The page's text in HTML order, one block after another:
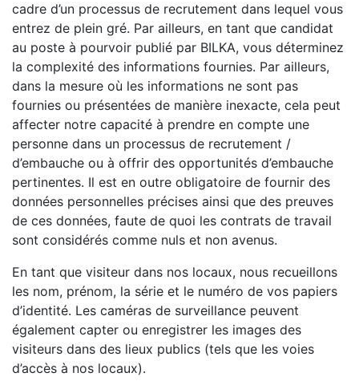
cadre d’un processus de recrutement dans lequel vous
entrez de plein gré. Par ailleurs, en tant que candidat
au poste à pourvoir publié par BILKA, vous déterminez
la complexité des informations fournies. Par ailleurs,
dans la mesure où les informations ne sont pas
fournies ou présentées de manière inexacte, cela peut
affecter notre capacité à prendre en compte une
personne dans un processus de recrutement /
d’embauche ou à offrir des opportunités d’embauche
pertinentes. Il est en outre obligatoire de fournir des
données personnelles précises ainsi que des preuves
de ces données, faute de quoi les contrats de travail
sont considérés comme nuls et non avenus.
En tant que visiteur dans nos locaux, nous recueillons
les nom, prénom, la série et le numéro de vos papiers
d’identité. Les caméras de surveillance peuvent
également capter ou enregistrer les images des
visiteurs dans des lieux publics (tels que les voies
d’accès à nos locaux).